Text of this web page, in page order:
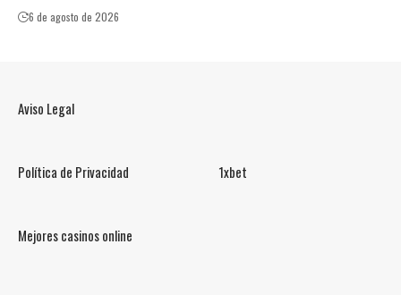
6 de agosto de 2026
Aviso Legal
Política de Privacidad 1xbet
Mejores casinos online